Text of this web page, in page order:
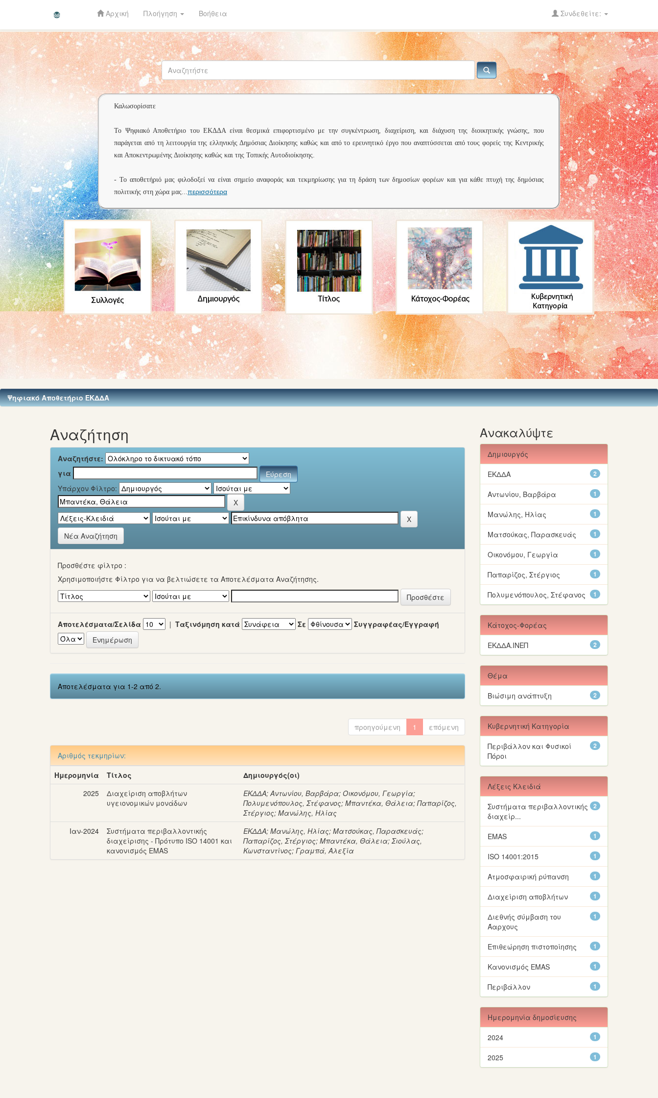
Skip
navigation
Αρχική Πλοήγηση Βοήθεια Συνδεθείτε:
Καλωσορίσατε
Το Ψηφιακό Αποθετήριο του ΕΚΔΔΑ είναι θεσμικά επιφορτισμένο με την συγκέντρωση, διαχείριση, και διάχυση της διοικητικής γνώσης, που
παράγεται από τη λειτουργία της ελληνικής Δημόσιας Διοίκησης καθώς και από το ερευνητικό έργο που αναπτύσσεται από τους φορείς της Κεντρικής
και Αποκεντρωμένης Διοίκησης καθώς και της Τοπικής Αυτοδιοίκησης.
- Το αποθετήριό μας φιλοδοξεί να είναι σημείο αναφοράς και τεκμηρίωσης για τη δράση των δημοσίων φορέων και για κάθε πτυχή της δημόσιας
πολιτικής στη χώρα μας...περισσότερα
Ψηφιακό Αποθετήριο ΕΚΔΔΑ
Αναζήτηση
Αναζητήστε:
για
Υπάρχον Φίλτρο:
Νέα Αναζήτηση
Προσθέστε φίλτρο :
Χρησιμοποιήστε Φίλτρο για να βελτιώσετε τα Αποτελέσματα Αναζήτησης.
Αποτελέσματα/Σελίδα | Ταξινόμηση κατά Σε Συγγραφέας/Εγγραφή
Αποτελέσματα για 1-2 από 2.
προηγούμενη 1 επόμενη
Αριθμός τεκμηρίων:
Ημερομηνία
Τίτλος
Δημιουργός(οι)
2025
Διαχείριση αποβλήτων
υγειονομικών μονάδων
ΕΚΔΔΑ;Αντωνίου, Βαρβάρα;Οικονόμου, Γεωργία;
Πολυμενόπουλος, Στέφανος;Μπαντέκα, Θάλεια;Παπαρίζος,
Στέργιος;Μανώλης, Ηλίας
Ιαν-2024
Συστήματα περιβαλλοντικής
διαχείρισης - Πρότυπο ISO 14001 και
κανονισμός EMAS
ΕΚΔΔΑ;Μανώλης, Ηλίας;Ματσούκας, Παρασκευάς;
Παπαρίζος, Στέργιος;Μπαντέκα, Θάλεια;Σιούλας,
Κωνσταντίνος;Γραμπά, Αλεξία
Ανακαλύψτε
Δημιουργός
2
ΕΚΔΔΑ
1
Αντωνίου, Βαρβάρα
1
Μανώλης, Ηλίας
1
Ματσούκας, Παρασκευάς
1
Οικονόμου, Γεωργία
1
Παπαρίζος, Στέργιος
1
Πολυμενόπουλος, Στέφανος
Κάτοχος-Φορέας
2
ΕΚΔΔΑ.ΙΝΕΠ
Θέμα
2
Βιώσιμη ανάπτυξη
Κυβερνητική Κατηγορία
2
Περιβάλλον και Φυσικοί
Πόροι
Λέξεις Κλειδιά
2
Συστήματα περιβαλλοντικής
διαχείρ...
1
EMAS
1
ISO 14001:2015
1
Ατμοσφαιρική ρύπανση
1
Διαχείριση αποβλήτων
1
Διεθνής σύμβαση του
Άαρχους
1
Επιθεώρηση πιστοποίησης
1
Κανονισμός EMAS
1
Περιβάλλον
Ημερομηνία δημοσίευσης
1
2024
1
2025